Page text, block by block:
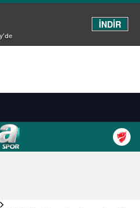
İNDİR